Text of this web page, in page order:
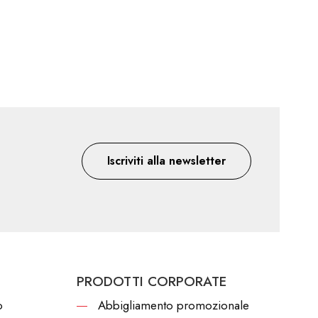
Iscriviti alla newsletter
PRODOTTI CORPORATE
Abbigliamento promozionale